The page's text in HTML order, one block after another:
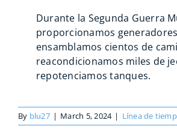
Durante la Segunda Guerra
proporcionamos
ensamblamos cientos de
reacondicionamos miles de
repotenciamos tanques.
By blu27 | March 5, 2024 | Línea de